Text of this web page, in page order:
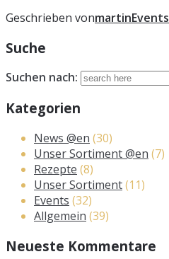
Geschrieben vonmartinEvents
Suche
Suchen nach:
Kategorien
News @en (30)
Unser Sortiment @en (7)
Rezepte (8)
Unser Sortiment(11)
Events (32)
Allgemein (39)
Neueste Kommentare